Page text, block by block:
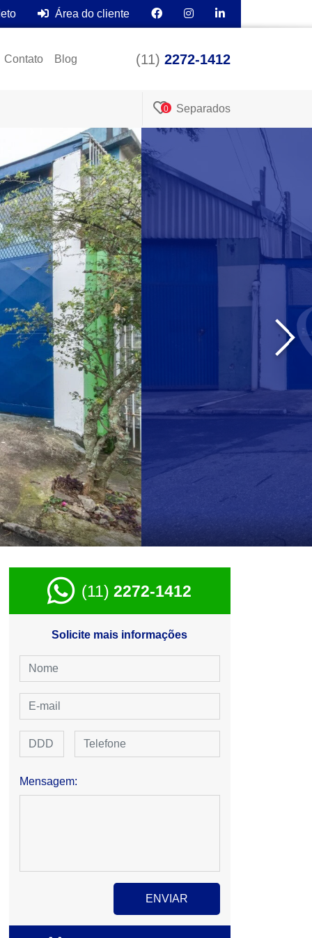
Área do cliente
Contato Blog (11) 2272-1412
0 Separados
›
(11)2272-1412
Solicite mais informações
Mensagem: